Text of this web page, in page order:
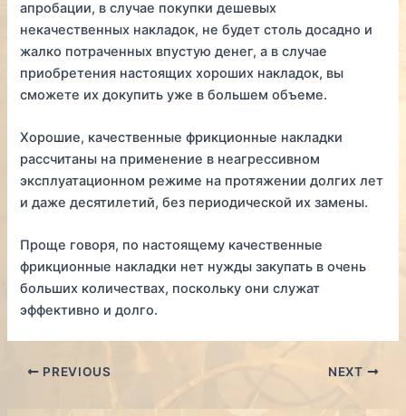
апробации, в случае покупки дешевых
некачественных накладок, не будет столь досадно и
жалко потраченных впустую денег, а в случае
приобретения настоящих хороших накладок, вы
сможете их докупить уже в большем объеме.
Хорошие, качественные фрикционные накладки
рассчитаны на применение в неагрессивном
эксплуатационном режиме на протяжении долгих лет
и даже десятилетий, без периодической их замены.
Проще говоря, по настоящему качественные
фрикционные накладки нет нужды закупать в очень
больших количествах, поскольку они служат
эффективно и долго.
Post
PREVIOUS NEXT